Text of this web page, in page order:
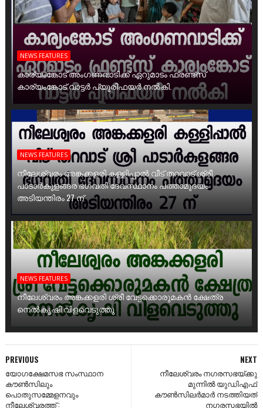
NEWS FEATURES
കാര്യംങ്കോട് അംഗണവാടിക്ക് ഏറുമാടം ഫ്രണ്ട്സ്
കാര്യംങ്കോട് വാട്ടർ പ്യൂരിഫയർ നൽകി.
NEWS FEATURES
നീലേശ്വരം അങ്കക്കളരി കള്ളിപ്പാൽ വീട് തറവാട് ശ്രീ
പാടാർകുളങ്ങര ഭഗവതി ദേവസ്ഥാനം പത്താമുദയം
അടിയന്തിരം 27 ന്
NEWS FEATURES
നീലേശ്വരം അങ്കക്കളരി ശ്രീ വേട്ടക്കൊരുമകൻ ക്ഷേത്ര
നെൽകൃഷി വിളവെടുത്തു
NEXT
നീലേശ്വരം നഗരസഭയ്‌ക്കു
മുന്നില്‍ യുഡിഎഫ്‌
കൗണ്‍സിലര്‍മാര്‍ നടത്തിയത്‌
നഗരസഭയില്‍
PREVIOUS
യോഗക്ഷേമസഭ സംസ്ഥാന
കൗണ്‍സിലും
പൊതുസമ്മേളനവും
നീലേശ്വരത്ത്‌ :